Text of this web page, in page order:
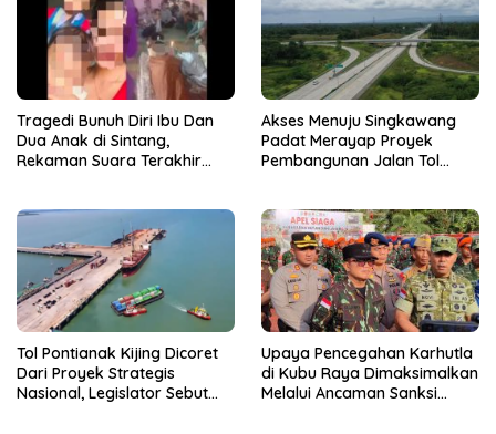
Tragedi Bunuh Diri Ibu Dan
Dua Anak di Sintang,
Rekaman Suara Terakhir
Akses Menuju Singkawang
Padat Merayap Proyek
Pembangunan Jalan Tol
Tol Pontianak Kijing Dicoret
Dari Proyek Strategis
Nasional, Legislator Sebut
Upaya Pencegahan Karhutla
di Kubu Raya Dimaksimalkan
Melalui Ancaman Sanksi